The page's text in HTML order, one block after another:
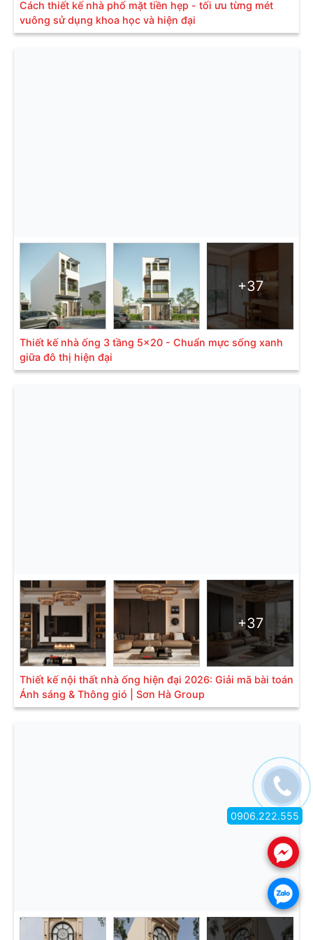
Cách thiết kế nhà phố mặt tiền hẹp - tối ưu từng mét
vuông sử dụng khoa học và hiện đại
+37
Thiết kế nhà ống 3 tầng 5x20 - Chuẩn mực sống xanh
giữa đô thị hiện đại
+37
Thiết kế nội thất nhà ống hiện đại 2026: Giải mã bài toán
Ánh sáng & Thông gió | Sơn Hà Group
.
.
0906.222.555